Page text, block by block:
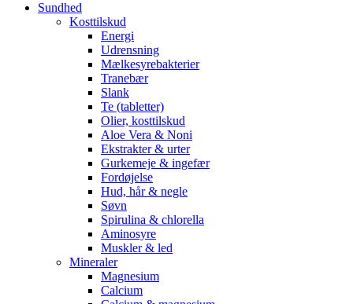
Sundhed
Kosttilskud
Energi
Udrensning
Mælkesyrebakterier
Tranebær
Slank
Te (tabletter)
Olier, kosttilskud
Aloe Vera & Noni
Ekstrakter & urter
Gurkemeje & ingefær
Fordøjelse
Hud, hår & negle
Søvn
Spirulina & chlorella
Aminosyre
Muskler & led
Mineraler
Magnesium
Calcium